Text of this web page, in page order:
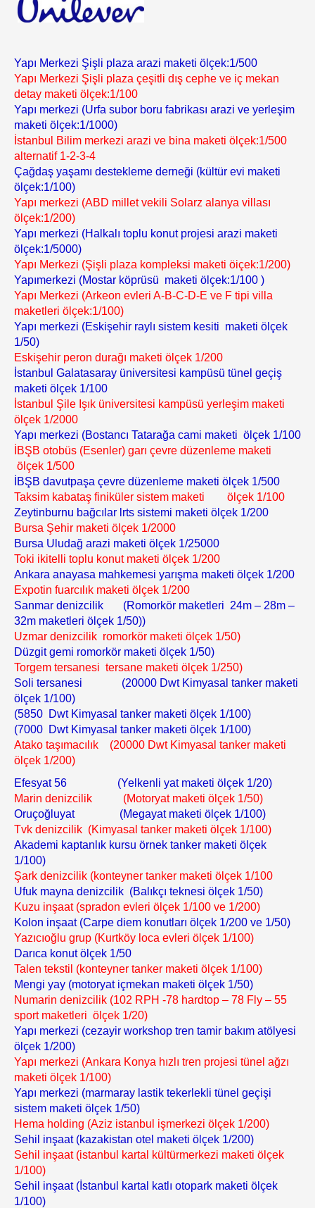
Yapı Merkezi Şişli plaza arazi maketi ölçek:1/500
Yapı Merkezi Şişli plaza çeşitli dış cephe ve iç mekan
detay maketi ölçek:1/100
Yapı merkezi (Urfa subor boru fabrikası arazi ve yerleşim
maketi ölçek:1/1000)
İstanbul Bilim merkezi arazi ve bina maketi ölçek:1/500
alternatif 1-2-3-4
Çağdaş yaşamı destekleme derneği (kültür evi maketi
ölçek:1/100)
Yapı merkezi (ABD millet vekili Solarz alanya villası
ölçek:1/200)
Yapı merkezi (Halkalı toplu konut projesi arazi maketi
ölçek:1/5000)
Yapı Merkezi (Şişli plaza kompleksi maketi öiçek:1/200)
Yapımerkezi (Mostar köprüsü maketi ölçek:1/100 )
Yapı Merkezi (Arkeon evleri A-B-C-D-E ve F tipi villa
maketleri ölçek:1/100)
Yapı merkezi (Eskişehir raylı sistem kesiti maketi ölçek
1/50)
Eskişehir peron durağı maketi ölçek 1/200
İstanbul Galatasaray üniversitesi kampüsü tünel geçiş
maketi ölçek 1/100
İstanbul Şile Işık üniversitesi kampüsü yerleşim maketi
ölçek 1/2000
Yapı merkezi (Bostancı Tatarağa cami maketi ölçek 1/100
İBŞB otobüs (Esenler) garı çevre düzenleme maketi
ölçek 1/500
İBŞB davutpaşa çevre düzenleme maketi ölçek 1/500
Taksim kabataş finiküler sistem maketi ölçek 1/100
Zeytinburnu bağcılar lrts sistemi maketi ölçek 1/200
Bursa Şehir maketi ölçek 1/2000
Bursa Uludağ arazi maketi ölçek 1/25000
Toki ikitelli toplu konut maketi ölçek 1/200
Ankara anayasa mahkemesi yarışma maketi ölçek 1/200
Expotin fuarcılık maketi ölçek 1/200
Sanmar denizcilik (Romorkör maketleri 24m – 28m –
32m maketleri ölçek 1/50))
Uzmar denizcilik romorkör maketi ölçek 1/50)
Düzgit gemi romorkör maketi ölçek 1/50)
Torgem tersanesi tersane maketi ölçek 1/250)
Soli tersanesi (20000 Dwt Kimyasal tanker maketi
ölçek 1/100)
(5850 Dwt Kimyasal tanker maketi ölçek 1/100)
(7000 Dwt Kimyasal tanker maketi ölçek 1/100)
Atako taşımacılık (20000 Dwt Kimyasal tanker maketi
ölçek 1/200)
Efesyat 56 (Yelkenli yat maketi ölçek 1/20)
Marin denizcilik (Motoryat maketi ölçek 1/50)
Oruçoğluyat (Megayat maketi ölçek 1/100)
Tvk denizcilik (Kimyasal tanker maketi ölçek 1/100)
Akademi kaptanlık kursu örnek tanker maketi ölçek
1/100)
Şark denizcilik (konteyner tanker maketi ölçek 1/100
Ufuk mayna denizcilik (Balıkçı teknesi ölçek 1/50)
Kuzu inşaat (spradon evleri ölçek 1/100 ve 1/200)
Kolon inşaat (Carpe diem konutları ölçek 1/200 ve 1/50)
Yazıcıoğlu grup (Kurtköy loca evleri ölçek 1/100)
Darıca konut ölçek 1/50
Talen tekstil (konteyner tanker maketi ölçek 1/100)
Mengi yay (motoryat içmekan maketi ölçek 1/50)
Numarin denizcilik (102 RPH -78 hardtop – 78 Fly – 55
sport maketleri ölçek 1/20)
Yapı merkezi (cezayir workshop tren tamir bakım atölyesi
ölçek 1/200)
Yapı merkezi (Ankara Konya hızlı tren projesi tünel ağzı
maketi ölçek 1/100)
Yapı merkezi (marmaray lastik tekerlekli tünel geçişi
sistem maketi ölçek 1/50)
Hema holding (Aziz istanbul işmerkezi ölçek 1/200)
Sehil inşaat (kazakistan otel maketi ölçek 1/200)
Sehil inşaat (istanbul kartal kültürmerkezi maketi ölçek
1/100)
Sehil inşaat (İstanbul kartal katlı otopark maketi ölçek
1/100)